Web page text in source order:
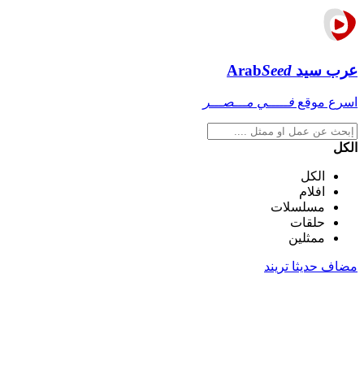
عرب سيد ArabSeed
اسرع موقع فـــــي مـــصـــر
الكل
الكل
افلام
مسلسلات
حلقات
ممثلين
مضاف حديثا تريند